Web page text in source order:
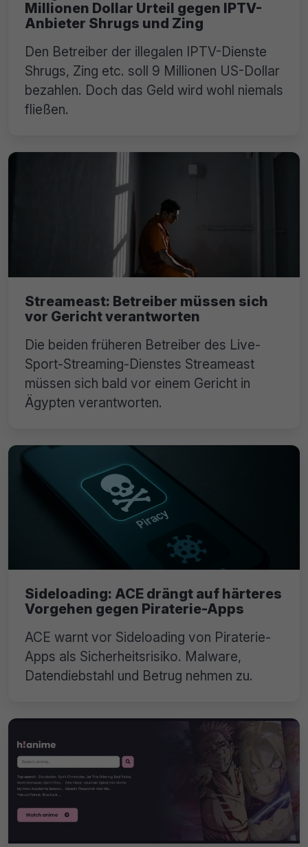
Millionen Dollar Urteil gegen IPTV-
Anbieter Shrugs und Zing
Den Betreiber der illegalen IPTV-Dienste
Shrugs, Zing etc. soll 9 Millionen US-Dollar
bezahlen. Doch das Geld wird wohl niemals
fließen.
Streameast: Betreiber müssen sich
vor Gericht verantworten
Die beiden früheren Betreiber des Live-
Sport-Streaming-Dienstes Streameast
müssen sich bald vor einem Gericht in
Ägypten verantworten.
Sideloading: ACE drängt auf härteres
Vorgehen gegen Piraterie-Apps
ACE warnt vor Sideloading von Piraterie-
Apps als Sicherheitsrisiko. Malware,
Datendiebstahl und Betrug nehmen zu.